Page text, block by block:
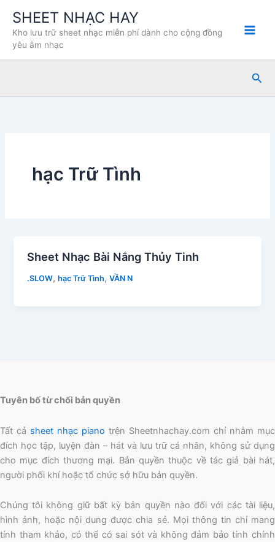
dung
SHEET NHẠC HAY
Kho lưu trữ sheet nhạc miễn phí dành cho cộng đồng
yêu âm nhạc
Tìm
hạc Trữ Tình
Sheet Nhạc Bài Nắng Thủy Tinh
.SLOW,hạc Trữ Tình,VẦN N
Tuyên bố từ chối bản quyền
Tất cả sheet nhạc piano trên Sheetnhachay.com chỉ nhằm mục
đích học tập, luyện đàn – hát và lưu trữ cá nhân, không sử dụng
cho mục đích thương mại. Bản quyền thuộc về tác giả bài hát,
người phối khí hoặc tổ chức sở hữu bản quyền.
Chúng tôi không giữ bất kỳ bản quyền nào đối với các tài liệu,
hình ảnh, hoặc nội dung được chia sẻ. Mọi thông tin chỉ mang
tính tham khảo, có thể có sai sót và không đảm bảo tính chính